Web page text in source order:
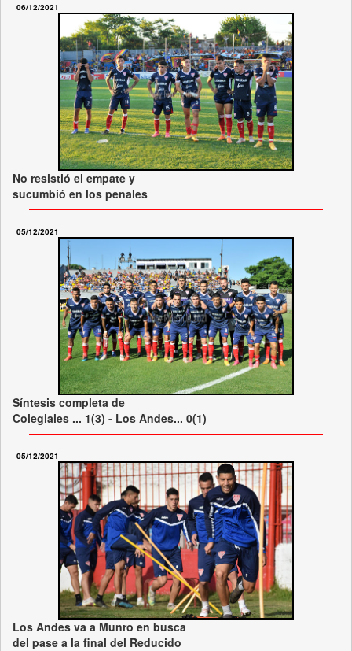
06/12/2021
No resistió el empate y
sucumbió en los penales
05/12/2021
Síntesis completa de
Colegiales ... 1(3) - Los Andes... 0(1)
05/12/2021
Los Andes va a Munro en busca
del pase a la final del Reducido